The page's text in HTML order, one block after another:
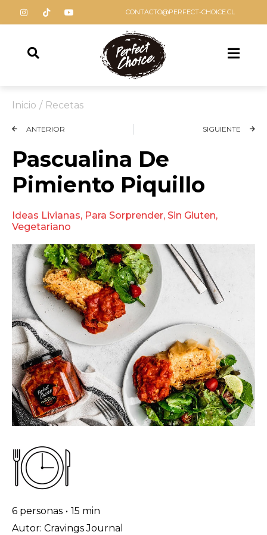
CONTACTO@PERFECT-CHOICE.CL
Inicio / Recetas
ANTERIOR SIGUIENTE
Pascualina De
Pimiento Piquillo
Ideas Livianas, Para Sorprender, Sin Gluten,
Vegetariano
6 personas • 15 min
Autor: Cravings Journal